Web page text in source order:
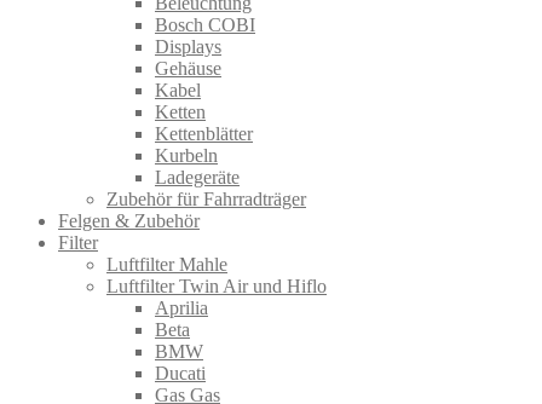
Bosch COBI
Displays
Gehäuse
Kabel
Ketten
Kettenblätter
Kurbeln
Ladegeräte
Zubehör für Fahrradträger
Felgen & Zubehör
Filter
Luftfilter Mahle
Luftfilter Twin Air und Hiflo
Aprilia
Beta
BMW
Ducati
Gas Gas